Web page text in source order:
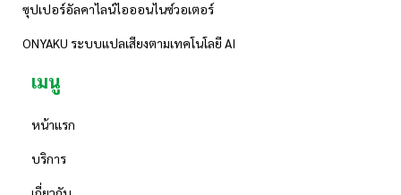
ซุปเปอร์อัลคาไลน์ไอออนไนซ์วอเตอร์
ONYAKU ระบบแปลเสียงตามเทคโนโลยี AI
เมนู
หน้าแรก
บริการ